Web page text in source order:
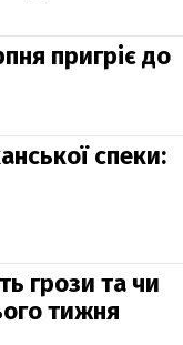
пригріє до
спеки:
грози та чи
тижня